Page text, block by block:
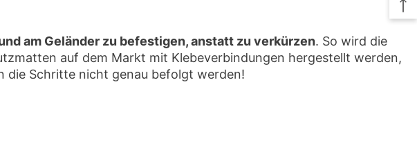
am Geländer zu befestigen, anstatt zu verkürzen. So wird die
auf dem Markt mit Klebeverbindungen hergestellt werden,
die Schritte nicht genau befolgt werden!